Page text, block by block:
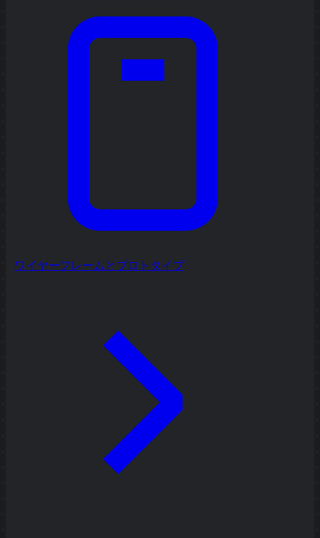
ワイヤーフレームとプロトタイプ